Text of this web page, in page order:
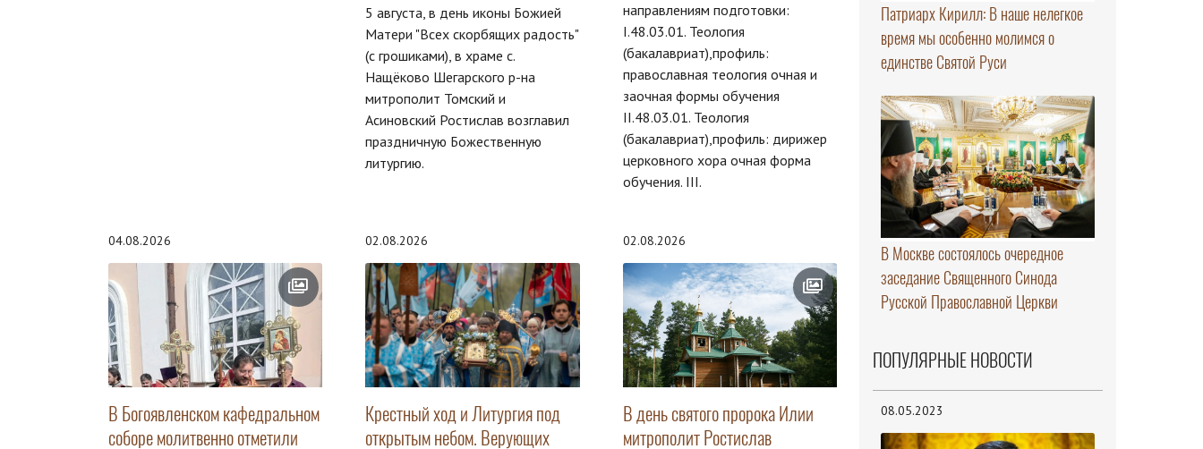
5 августа, в день иконы Божией
Матери "Всех скорбящих радость"
(с грошиками), в храме с.
Нащёково Шегарского р-на
митрополит Томский и
Асиновский Ростислав возглавил
праздничную Божественную
литургию.
направлениям подготовки:
I.48.03.01. Теология
(бакалавриат),профиль:
православная теология очная и
заочная формы обучения
II.48.03.01. Теология
(бакалавриат),профиль: дирижер
церковного хора очная форма
обучения. III.
04.08.2026
В Богоявленском кафедральном
соборе молитвенно отметили
02.08.2026
Крестный ход и Литургия под
открытым небом. Верующих
02.08.2026
В день святого пророка Илии
митрополит Ростислав
Патриарх Кирилл: В наше нелегкое
время мы особенно молимся о
единстве Святой Руси
В Москве состоялось очередное
заседание Священного Синода
Русской Православной Церкви
ПОПУЛЯРНЫЕ НОВОСТИ
08.05.2023